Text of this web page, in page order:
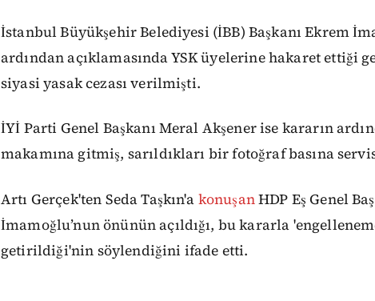
İstanbul Büyükşehir Belediyesi (İBB) Başkanı Ekrem
ardından açıklamasında YSK üyelerine hakaret ettiği
siyasi yasak cezası verilmişti.
İYİ Parti Genel Başkanı Meral Akşener ise kararın
makamına gitmiş, sarıldıkları bir fotoğraf basına
Artı Gerçek'ten Seda Taşkın'a konuşanHDP Eş Genel
İmamoğlu’nun önünün açıldığı, bu kararla
getirildiği'nin söylendiğini ifade etti.